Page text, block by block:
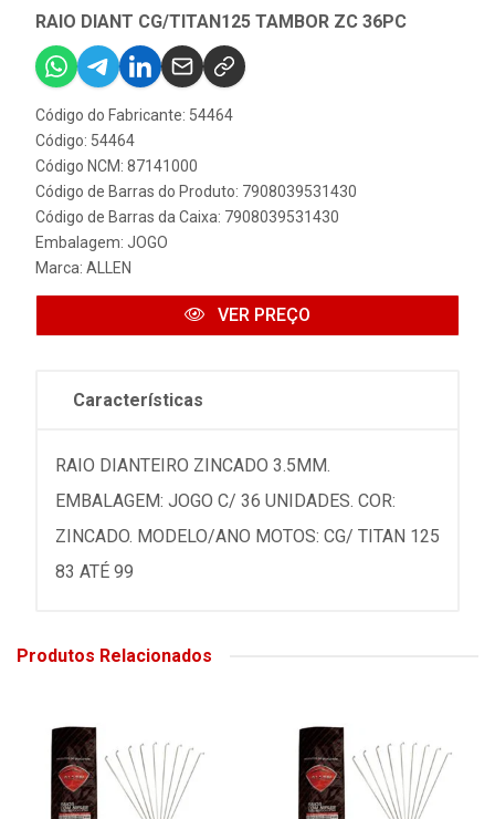
RAIO DIANT CG/TITAN125 TAMBOR ZC 36PC
Código do Fabricante: 54464
Código: 54464
Código NCM: 87141000
Código de Barras do Produto: 7908039531430
Código de Barras da Caixa: 7908039531430
Embalagem: JOGO
Marca: ALLEN
VER PREÇO
Características
RAIO DIANTEIRO ZINCADO 3.5MM.
EMBALAGEM: JOGO C/ 36 UNIDADES. COR:
ZINCADO. MODELO/ANO MOTOS: CG/ TITAN 125
83 ATÉ 99
Produtos Relacionados